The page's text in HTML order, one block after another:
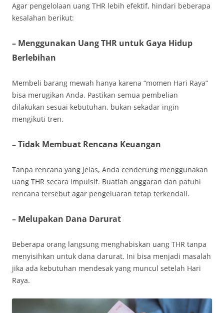
Agar pengelolaan uang THR lebih efektif, hindari beberapa
kesalahan berikut:
– Menggunakan Uang THR untuk Gaya Hidup
Berlebihan
Membeli barang mewah hanya karena “momen Hari Raya”
bisa merugikan Anda. Pastikan semua pembelian
dilakukan sesuai kebutuhan, bukan sekadar ingin
mengikuti tren.
– Tidak Membuat Rencana Keuangan
Tanpa rencana yang jelas, Anda cenderung menggunakan
uang THR secara impulsif. Buatlah anggaran dan patuhi
rencana tersebut agar pengeluaran tetap terkendali.
– Melupakan Dana Darurat
Beberapa orang langsung menghabiskan uang THR tanpa
menyisihkan untuk dana darurat. Ini bisa menjadi masalah
jika ada kebutuhan mendesak yang muncul setelah Hari
Raya.